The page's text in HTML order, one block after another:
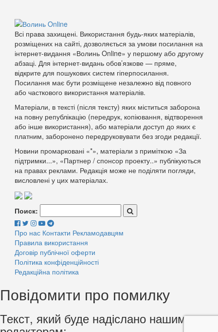
Всі права захищені. Використання будь-яких матеріалів,
розміщених на сайті, дозволяється за умови посилання на
інтернет-видання «Волинь Online» у першому або другому
абзаці. Для інтернет-видань обов’язкове — пряме,
відкрите для пошукових систем гіперпосилання.
Посилання має бути розміщене незалежно від повного
або часткового використання матеріалів.
Матеріали, в тексті (після тексту) яких міститься заборона
на повну републікацію (передрук, копіювання, відтворення
або інше використання), або матеріали доступ до яких є
платним, заборонено передруковувати без згоди редакції.
Новини промарковані «*», матеріали з приміткою «За
підтримки...», «Партнер / спонсор проекту..» публікуються
на правах реклами. Редакція може не поділяти погляди,
висловлені у цих матеріалах.
Поиск:
Про нас Контакти Рекламодавцям
Правила використання
Договір публічної оферти
Політика конфіденційності
Редакційна політика
Повідомити про помилку
Текст, який буде надіслано нашим